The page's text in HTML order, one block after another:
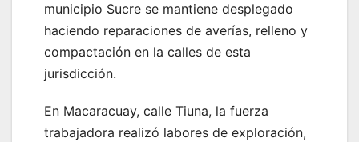
municipio Sucre se mantiene desplegado
haciendo reparaciones de averías, relleno y
compactación en la calles de esta
jurisdicción.
En Macaracuay, calle Tiuna, la fuerza
trabajadora realizó labores de exploración,